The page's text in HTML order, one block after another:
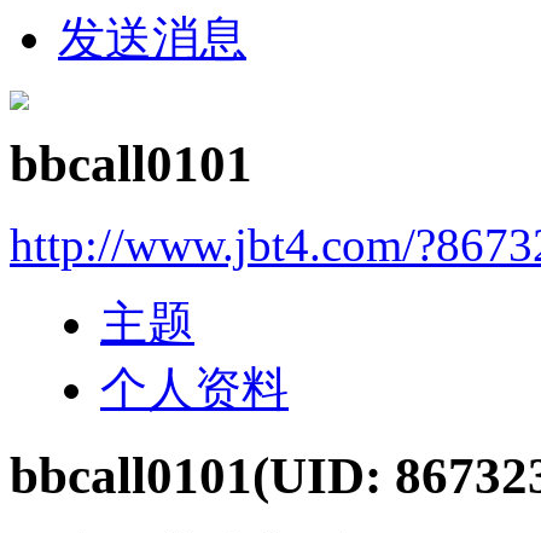
发送消息
bbcall0101
http://www.jbt4.com/
主题
个人资料
bbcall0101(UID: